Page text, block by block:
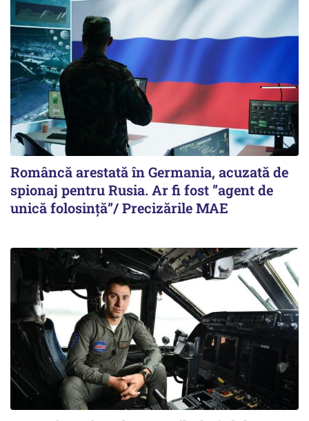
Româncă arestată în Germania, acuzată de
spionaj pentru Rusia. Ar fi fost ”agent de
unică folosință”/ Precizările MAE